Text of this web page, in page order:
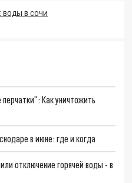
ВОДЫ В СОЧИ
Как уничтожить
в июне: где и когда
отключение горячей воды - в